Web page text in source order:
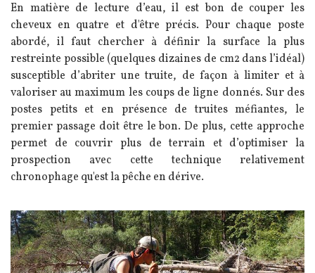
En matière de lecture d’eau, il est bon de couper les
cheveux en quatre et d'être précis. Pour chaque poste
abordé, il faut chercher à définir la surface la plus
restreinte possible (quelques dizaines de cm2 dans l’idéal)
susceptible d’abriter une truite, de façon à limiter et à
valoriser au maximum les coups de ligne donnés. Sur des
postes petits et en présence de truites méfiantes, le
premier passage doit être le bon. De plus, cette approche
permet de couvrir plus de terrain et d’optimiser la
prospection avec cette technique relativement
chronophage qu'est la pêche en dérive.
Image